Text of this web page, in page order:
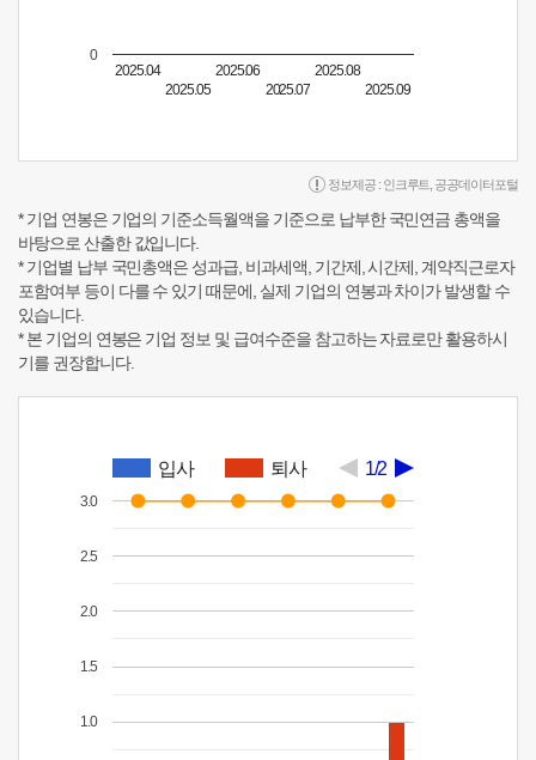
2025.04
2025.05
2025.06
2025.07
2025.08
2025.09
0
정보제공 : 인크루트 공공데이터포털
* 기업 연봉은 기업의 기준소득월액을 기준으로 납부한 국민연금 총액을
바탕으로 산출한 값입니다.
* 기업별 납부 국민총액은 성과급, 비과세액, 기간제, 시간제, 계약직근로자
포함여부 등이 다를 수 있기 때문에, 실제 기업의 연봉과 차이가 발생할 수
있습니다.
* 본 기업의 연봉은 기업 정보 및 급여수준을 참고하는 자료로만 활용하시
기를 권장합니다.
입사 퇴사 1/2
1.0
1.5
2.0
2.5
3.0